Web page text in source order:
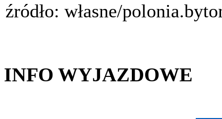
źródło: własne/
INFO WYJAZDOWE